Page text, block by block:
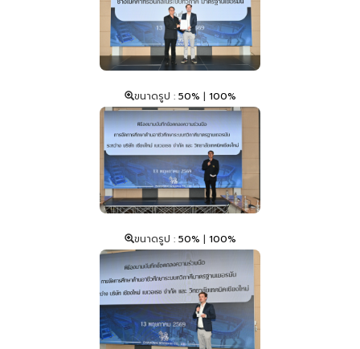
ขนาดรูป : 50% | 100%
ขนาดรูป : 50% | 100%